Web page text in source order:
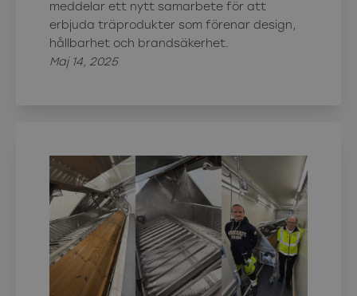
meddelar ett nytt samarbete för att
erbjuda träprodukter som förenar design,
hållbarhet och brandsäkerhet.
Maj 14, 2025